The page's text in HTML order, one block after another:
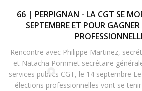
66 | PERPIGNAN - LA CGT SE
SEPTEMBRE ET POUR GAGNER
Rencontre avec Philippe Martinez,
et Natacha Pommet secrétaire
services publics CGT, le 14 septembre
élections professionnelles vont se